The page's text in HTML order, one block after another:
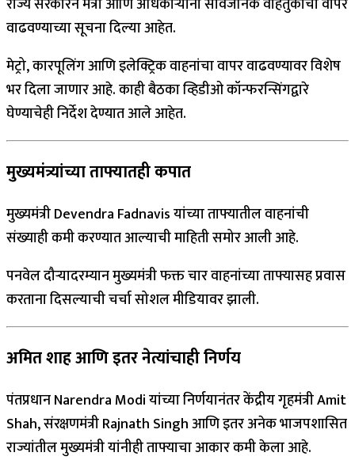
वाढवण्याच्या सूचना दिल्या आहेत.
मेट्रो, कारपूलिंग आणि इलेक्ट्रिक वाहनांचा वापर वाढवण्यावर विशेष
भर दिला जाणार आहे. काही बैठका व्हिडीओ कॉन्फरन्सिंगद्वारे
घेण्याचेही निर्देश देण्यात आले आहेत.
मुख्यमंत्र्यांच्या ताफ्यातही कपात
मुख्यमंत्री Devendra Fadnavis यांच्या ताफ्यातील वाहनांची
संख्याही कमी करण्यात आल्याची माहिती समोर आली आहे.
पनवेल दौऱ्यादरम्यान मुख्यमंत्री फक्त चार वाहनांच्या ताफ्यासह प्रवास
करताना दिसल्याची चर्चा सोशल मीडियावर झाली.
अमित शाह आणि इतर नेत्यांचाही निर्णय
पंतप्रधान Narendra Modi यांच्या निर्णयानंतर केंद्रीय गृहमंत्री Amit
Shah, संरक्षणमंत्री Rajnath Singh आणि इतर अनेक भाजपशासित
राज्यांतील मुख्यमंत्री यांनीही ताफ्याचा आकार कमी केला आहे.